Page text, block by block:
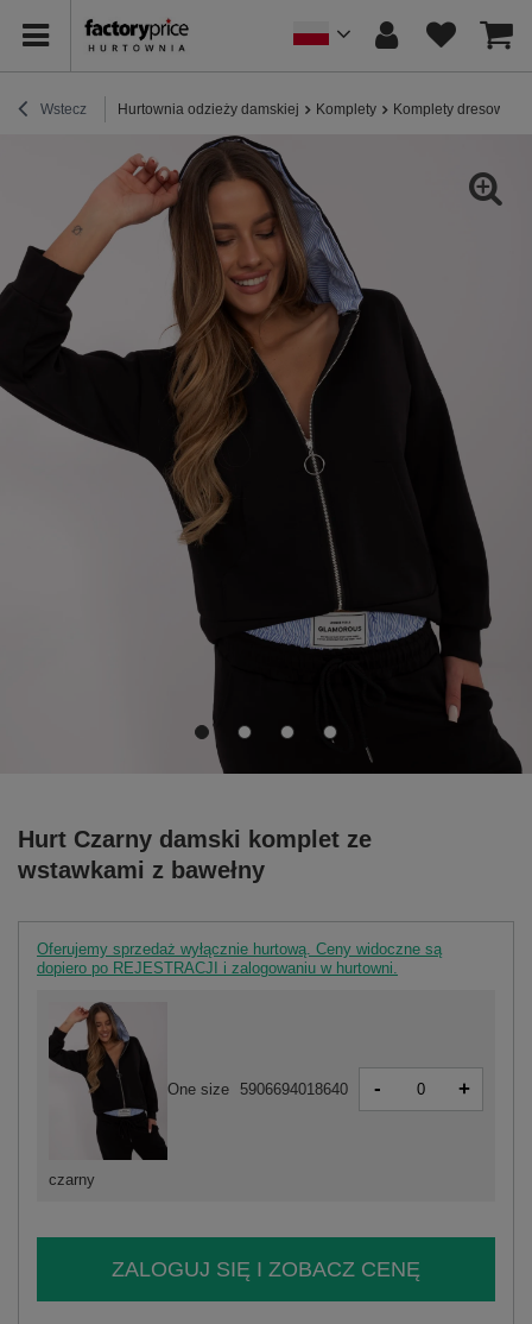
Wstecz Hurtownia odzieży damskiej Komplety Komplety dresowe
Hurt Czarny damski komplet ze
wstawkami z bawełny
Oferujemy sprzedaż wyłącznie hurtową. Ceny widoczne są
dopiero po REJESTRACJI i zalogowaniu w hurtowni.
czarny
One size 5906694018640 - +
ZALOGUJ SIĘ I ZOBACZ CENĘ